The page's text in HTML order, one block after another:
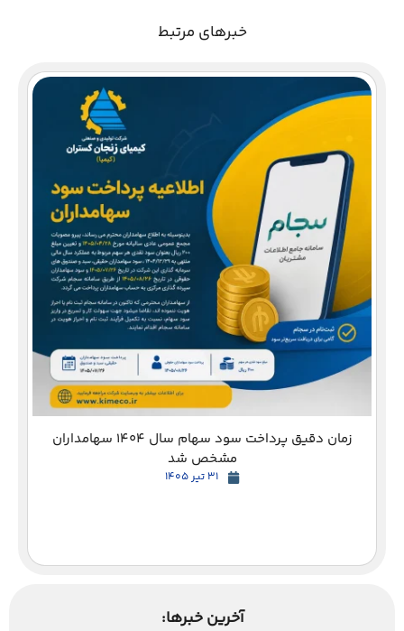
خبرهای مرتبط
زمان دقیق پرداخت سود سهام سال 1404 سهامداران
مشخص شد
31 تیر 1405
آخرین خبرها: